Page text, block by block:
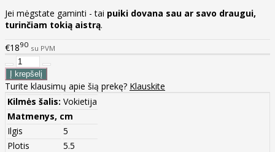
Jei mėgstate gaminti - tai puiki dovana sau ar savo draugui,
turinčiam tokią aistrą.
€1890 su PVM
Turite klausimų apie šią prekę? Klauskite
Kilmės šalis: Vokietija
Matmenys, cm
Ilgis
5
Plotis
5.5